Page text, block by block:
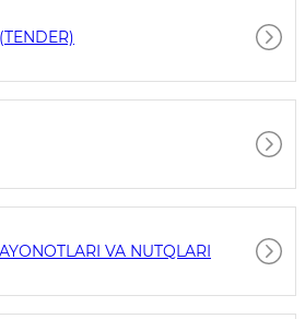
VA NUTQLARI